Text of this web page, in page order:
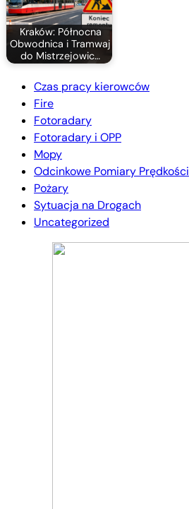
Kraków: Północna
Obwodnica i Tramwaj
do Mistrzejowic…
Czas pracy kierowców
Fire
Fotoradary
Fotoradary i OPP
Mopy
Odcinkowe Pomiary Prędkości
Pożary
Sytuacja na Drogach
Uncategorized